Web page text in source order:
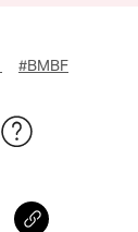
#BMBF